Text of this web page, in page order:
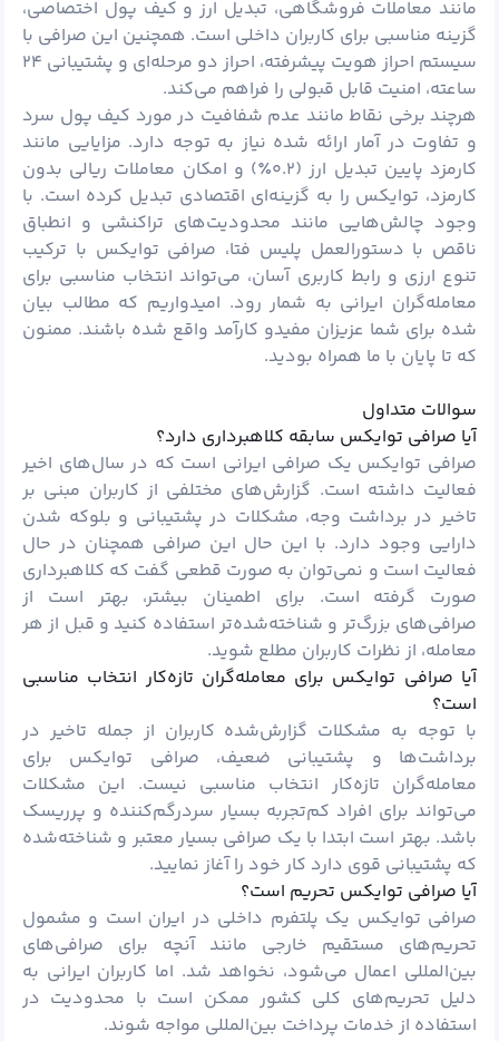
مانند معاملات فروشگاهی، تبدیل ارز و کیف پول اختصاصی،
گزینه مناسبی برای کاربران داخلی است. همچنین این صرافی با
سیستم احراز هویت پیشرفته، احراز دو مرحله‌ای و پشتیبانی ۲۴
ساعته، امنیت قابل قبولی را فراهم می‌کند.
هرچند برخی نقاط مانند عدم شفافیت در مورد کیف پول سرد
و تفاوت در آمار ارائه شده نیاز به توجه دارد. مزایایی مانند
کارمزد پایین تبدیل ارز (۰.۲٪) و امکان معاملات ریالی بدون
کارمزد، توایکس را به گزینه‌ای اقتصادی تبدیل کرده است. با
وجود چالش‌هایی مانند محدودیت‌های تراکنشی و انطباق
ناقص با دستورالعمل پلیس فتا، صرافی توایکس با ترکیب
تنوع ارزی و رابط کاربری آسان، می‌تواند انتخاب مناسبی برای
معامله‌گران ایرانی به شمار رود. امیدواریم که مطالب بیان
شده برای شما عزیزان مفیدو کارآمد واقع شده باشند. ممنون
که تا پایان با ما همراه بودید.
سوالات متداول
آیا صرافی توایکس سابقه کلاهبرداری دارد؟
صرافی توایکس یک صرافی ایرانی است که در سال‌های اخیر
فعالیت داشته است. گزارش‌های مختلفی از کاربران مبنی بر
تاخیر در برداشت وجه، مشکلات در پشتیبانی و بلوکه شدن
دارایی وجود دارد. با این حال این صرافی همچنان در حال
فعالیت است و نمی‌توان به صورت قطعی گفت که کلاهبرداری
صورت گرفته است. برای اطمینان بیشتر، بهتر است از
صرافی‌های بزرگ‌تر و شناخته‌شده‌تر استفاده کنید و قبل از هر
معامله، از نظرات کاربران مطلع شوید.
آیا صرافی توایکس برای معامله‌گران تازه‌کار انتخاب مناسبی
است؟
با توجه به مشکلات گزارش‌شده کاربران از جمله تاخیر در
برداشت‌ها و پشتیبانی ضعیف، صرافی توایکس برای
معامله‌گران تازه‌کار انتخاب مناسبی نیست. این مشکلات
می‌تواند برای افراد کم‌تجربه بسیار سردرگم‌کننده و پرریسک
باشد. بهتر است ابتدا با یک صرافی بسیار معتبر و شناخته‌شده
که پشتیبانی قوی دارد کار خود را آغاز نمایید.
آیا صرافی توایکس تحریم است؟
صرافی توایکس یک پلتفرم داخلی در ایران است و مشمول
تحریم‌های مستقیم خارجی مانند آنچه برای صرافی‌های
بین‌المللی اعمال می‌شود، نخواهد شد. اما کاربران ایرانی به
دلیل تحریم‌های کلی کشور ممکن است با محدودیت در
استفاده از خدمات پرداخت بین‌المللی مواجه شوند.